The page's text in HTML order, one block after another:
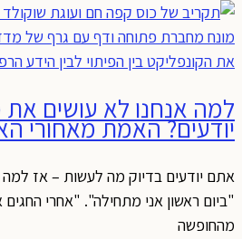
למה אנחנו לא עושים
יודעים? האמת מאחורי
אתם יודעים בדיוק מה לעשות – אז
"ביום ראשון אני מתחילה". "אחרי החגים
מהחופשה